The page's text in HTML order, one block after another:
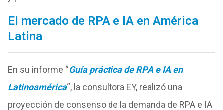
El mercado de RPA e IA en América
Latina
En su informe “Guía práctica de RPA e IA en
Latinoamérica“, la consultora EY, realizó una
proyección de consenso de la demanda de RPA e IA